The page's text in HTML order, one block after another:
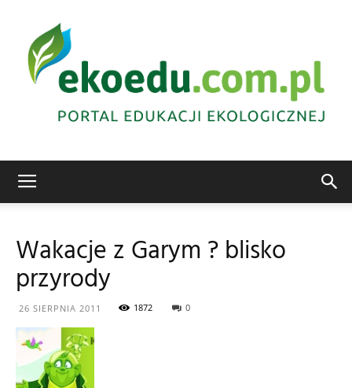
Wakacje z Garym ? blisko
przyrody
26 SIERPNIA 2011 1872 0